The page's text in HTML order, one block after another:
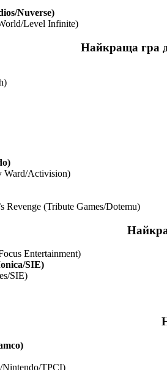
Nuverse)
Level Infinite)
Найкраща гра
Ward/Activision)
Revenge (Tribute Games/Dotemu)
Entertainment)
SIE)
SIE)
Nintendo/TPCI)